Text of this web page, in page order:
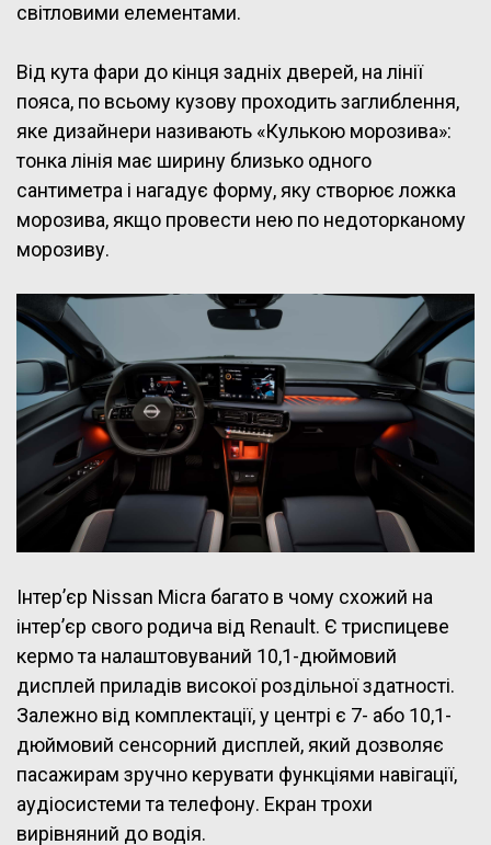
світловими елементами.
Від кута фари до кінця задніх дверей, на лінії
пояса, по всьому кузову проходить заглиблення,
яке дизайнери називають «Кулькою морозива»:
тонка лінія має ширину близько одного
сантиметра і нагадує форму, яку створює ложка
морозива, якщо провести нею по недоторканому
морозиву.
Інтер’єр Nissan Micra багато в чому схожий на
інтер’єр свого родича від Renault. Є триспицеве
кермо та налаштовуваний 10,1-дюймовий
дисплей приладів високої роздільної здатності.
Залежно від комплектації, у центрі є 7- або 10,1-
дюймовий сенсорний дисплей, який дозволяє
пасажирам зручно керувати функціями навігації,
аудіосистеми та телефону. Екран трохи
вирівняний до водія.